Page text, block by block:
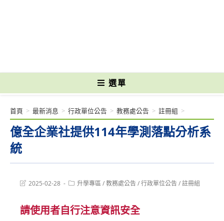
選單
億全企業社提供114年學測落點分析系
統
首頁 > 最新消息 > 行政單位公告 > 教務處公告 > 註冊組 >
Post2025-02-28
Post升學專區/教務處公告/行政單位公告/註冊組
請使用者自行注意資訊安全